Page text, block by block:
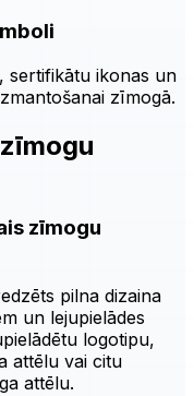
sertifikātu ikonas un
zīmogā.
zīmogu
pilna dizaina
un lejupielādes
logotipu,
attēlu vai citu
attēlu.